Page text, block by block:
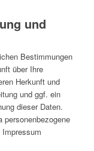
und
Bestimmungen
über Ihre
Herkunft und
und ggf. ein
dieser Daten.
personenbezogene